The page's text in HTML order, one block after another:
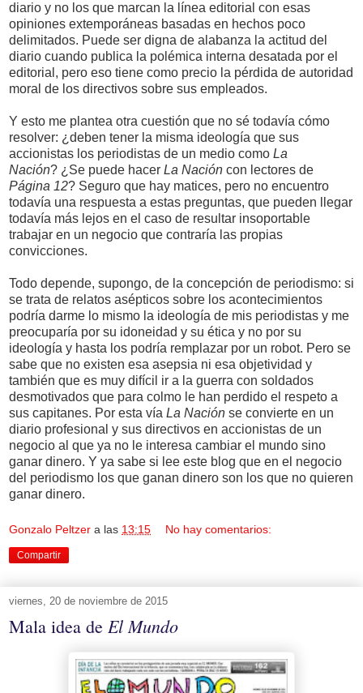
diario y no los que marcan la línea editorial con esas
opiniones extemporáneas basadas en hechos poco
delimitados. Puede ser digna de alabanza la actitud del
diario cuando publica la polémica interna desatada por el
editorial, pero eso tiene como precio la pérdida de autoridad
moral de los directivos sobre sus empleados.
Y esto me plantea otra cuestión que no sé todavía cómo
resolver: ¿deben tener la misma ideología que sus
accionistas los periodistas de un medio como La
Nación? ¿Se puede hacer La Nación con lectores de
Página 12? Seguro que hay matices, pero no encuentro
todavía una respuesta a estas preguntas, que pueden llegar
todavía más lejos en el caso de resultar insoportable
trabajar en un negocio que contraría las propias
convicciones.
Todo depende, supongo, de la concepción de periodismo: si
se trata de relatos asépticos sobre los acontecimientos
podría darme lo mismo la ideología de mis periodistas y me
preocuparía por su idoneidad y su ética y no por su
ideología y hasta los podría remplazar por un robot. Pero se
sabe que no existen esa asepsia ni esa objetividad y
también que es muy difícil ir a la guerra con soldados
desmotivados que para colmo le han perdido el respeto a
sus capitanes. Por esta vía La Nación se convierte en un
diario profesional y sus directivos en accionistas de un
negocio al que ya no le interesa cambiar el mundo sino
ganar dinero. Y ya sabe si lee este blog que en el negocio
del periodismo los que ganan dinero son los que no quieren
ganar dinero.
Gonzalo Peltzer a las 13:15 No hay comentarios:
Compartir
viernes, 20 de noviembre de 2015
Mala idea de El Mundo